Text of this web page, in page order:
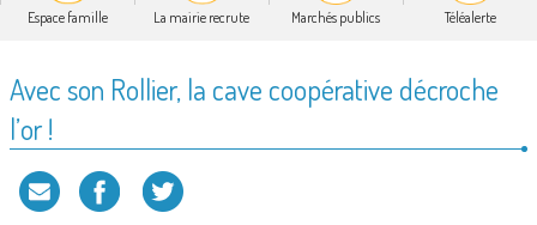
Espace famille La mairie recrute Marchés publics Téléalerte
Avec son Rollier, la cave coopérative décroche
l’or !